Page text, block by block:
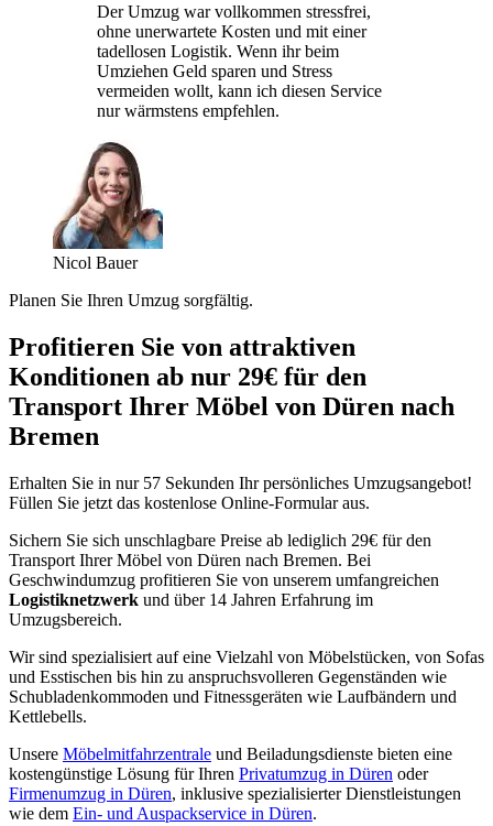
Der Umzug war vollkommen stressfrei,
ohne unerwartete Kosten und mit einer
tadellosen Logistik. Wenn ihr beim
Umziehen Geld sparen und Stress
vermeiden wollt, kann ich diesen Service
nur wärmstens empfehlen.
Nicol Bauer
Planen Sie Ihren Umzug sorgfältig.
Profitieren Sie von attraktiven
Konditionen ab nur 29€ für den
Transport Ihrer Möbel von Düren nach
Bremen
Erhalten Sie in nur 57 Sekunden Ihr persönliches Umzugsangebot!
Füllen Sie jetzt das kostenlose Online-Formular aus.
Sichern Sie sich unschlagbare Preise ab lediglich 29€ für den
Transport Ihrer Möbel von Düren nach Bremen. Bei
Geschwindumzug profitieren Sie von unserem umfangreichen
Logistiknetzwerk und über 14 Jahren Erfahrung im
Umzugsbereich.
Wir sind spezialisiert auf eine Vielzahl von Möbelstücken, von Sofas
und Esstischen bis hin zu anspruchsvolleren Gegenständen wie
Schubladenkommoden und Fitnessgeräten wie Laufbändern und
Kettlebells.
Unsere Möbelmitfahrzentrale und Beiladungsdienste bieten eine
kostengünstige Lösung für Ihren Privatumzug in Düren oder
Firmenumzug in Düren, inklusive spezialisierter Dienstleistungen
wie dem Ein- und Auspackservice in Düren.